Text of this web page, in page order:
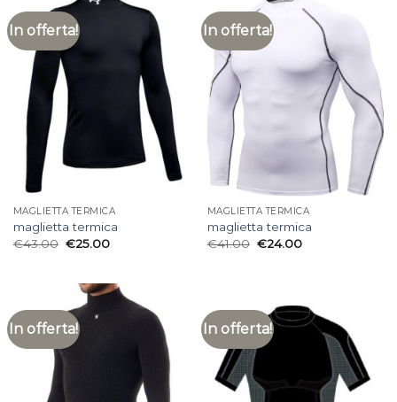
In offerta!
MAGLIETTA TERMICA
maglietta termica
€43.00 €25.00
In offerta!
MAGLIETTA TERMICA
maglietta termica
€41.00 €24.00
In offerta! In offerta!